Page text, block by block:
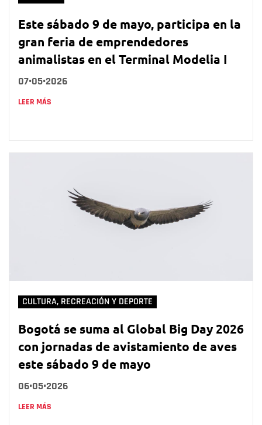
Este sábado 9 de mayo, participa en la
gran feria de emprendedores
animalistas en el Terminal Modelia I
07•05•2026
LEER MÁS
CULTURA, RECREACIÓN Y DEPORTE
Bogotá se suma al Global Big Day 2026
con jornadas de avistamiento de aves
este sábado 9 de mayo
06•05•2026
LEER MÁS